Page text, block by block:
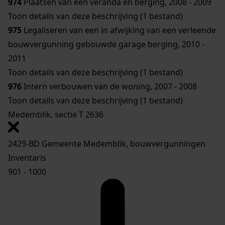
Toon details van deze beschrijving (1 bestand)
975 Legaliseren van een in afwijking van een verleende
bouwvergunning gebouwde garage berging, 2010 -
2011
Toon details van deze beschrijving (1 bestand)
976 Intern verbouwen van de woning, 2007 - 2008
Toon details van deze beschrijving (1 bestand)
Medemblik, sectie T 2636
2429-BD Gemeente Medemblik, bouwvergunningen
Inventaris
901 - 1000